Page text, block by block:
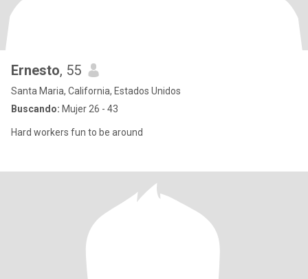
Ernesto, 55
Santa Maria, California, Estados Unidos
Buscando: Mujer 26 - 43
Hard workers fun to be around